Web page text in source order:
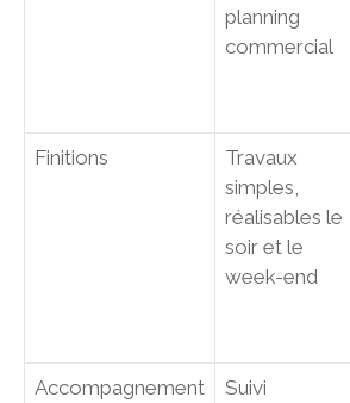
planning
commercial
Finitions
Travaux
simples,
réalisables le
soir et le
week-end
Accompagnement
Suivi